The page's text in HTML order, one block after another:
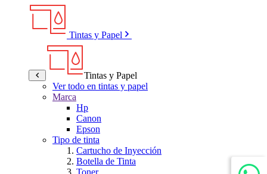
Tintas y Papel
Tintas y Papel
Ver todo en tintas y papel
Marca
Hp
Canon
Epson
Tipo de tinta
Cartucho de Inyección
Botella de Tinta
Toner